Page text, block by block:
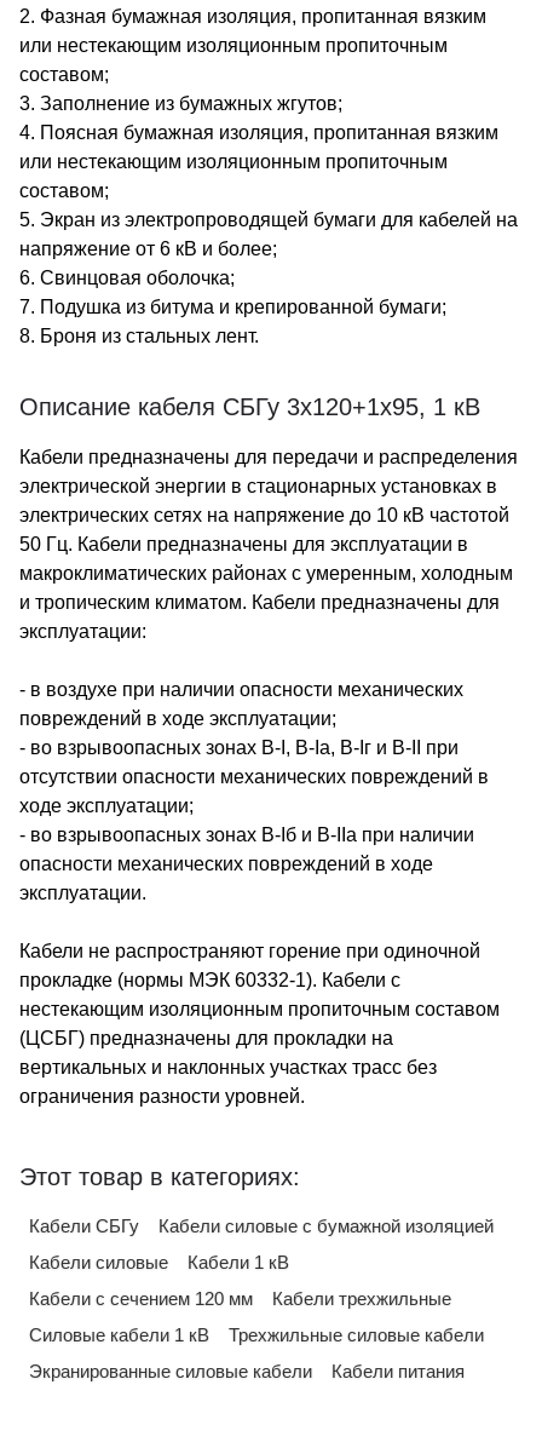
2. Фазная бумажная изоляция, пропитанная вязким
или нестекающим изоляционным пропиточным
составом;
3. Заполнение из бумажных жгутов;
4. Поясная бумажная изоляция, пропитанная вязким
или нестекающим изоляционным пропиточным
составом;
5. Экран из электропроводящей бумаги для кабелей на
напряжение от 6 кВ и более;
6. Свинцовая оболочка;
7. Подушка из битума и крепированной бумаги;
8. Броня из стальных лент.
Описание кабеля СБГу 3х120+1х95, 1 кВ
Кабели предназначены для передачи и распределения
электрической энергии в стационарных установках в
электрических сетях на напряжение до 10 кВ частотой
50 Гц. Кабели предназначены для эксплуатации в
макроклиматических районах с умеренным, холодным
и тропическим климатом. Кабели предназначены для
эксплуатации:
- в воздухе при наличии опасности механических
повреждений в ходе эксплуатации;
- во взрывоопасных зонах В-I, В-Iа, В-Iг и В-II при
отсутствии опасности механических повреждений в
ходе эксплуатации;
- во взрывоопасных зонах В-Iб и В-IIа при наличии
опасности механических повреждений в ходе
эксплуатации.
Кабели не распространяют горение при одиночной
прокладке (нормы МЭК 60332-1). Кабели с
нестекающим изоляционным пропиточным составом
(ЦСБГ) предназначены для прокладки на
вертикальных и наклонных участках трасс без
ограничения разности уровней.
Этот товар в категориях:
Кабели СБГу
Кабели силовые с бумажной изоляцией
Кабели силовые
Кабели 1 кВ
Кабели с сечением 120 мм
Кабели трехжильные
Силовые кабели 1 кВ
Трехжильные силовые кабели
Экранированные силовые кабели
Кабели питания